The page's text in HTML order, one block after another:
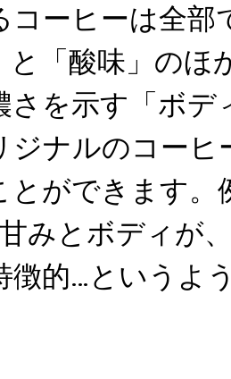
コーヒーは全部
と「酸味」のほ
さを示す「ボデ
ジナルのコー
とができます。
みとボディが
徴的…というよ